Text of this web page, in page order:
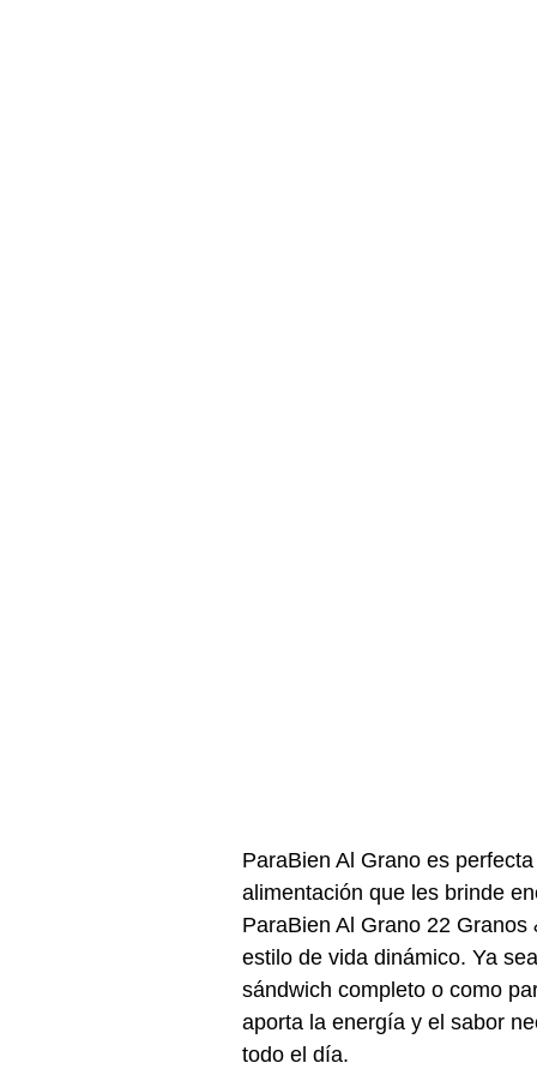
ParaBien Al Grano es
alimentación que les brinde
ParaBien Al Grano 22
estilo de vida dinámico. Ya
sándwich completo o como
aporta la energía y el sabor
todo el día.